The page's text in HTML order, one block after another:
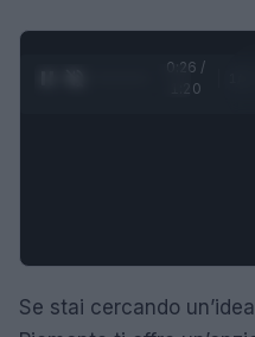
0:27 /
1:20
Se stai cercando